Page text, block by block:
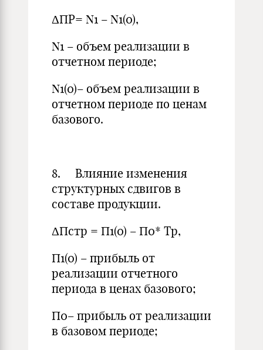
ΔПР= N1 – N1(0),
N1 – объем реализации в
отчетном периоде;
N1(0)– объем реализации в
отчетном периоде по ценам
базового.
8. Влияние изменения
структурных сдвигов в
составе продукции.
ΔПстр = П1(0) – П0* Тр,
П1(0) – прибыль от
реализации отчетного
периода в ценах базового;
П0– прибыль от реализации
в базовом периоде;